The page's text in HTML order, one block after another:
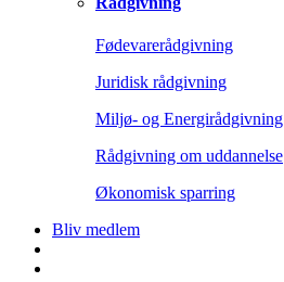
Fødevarerådgivning
Juridisk rådgivning
Miljø- og Energirådgivning
Rådgivning om uddannelse
Økonomisk sparring
Bliv medlem